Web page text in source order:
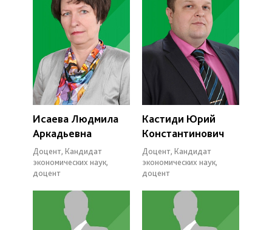
Исаева Людмила
Аркадьевна
Доцент, Кандидат
экономических наук,
доцент
Кастиди Юрий
Константинович
Доцент, Кандидат
экономических наук,
доцент